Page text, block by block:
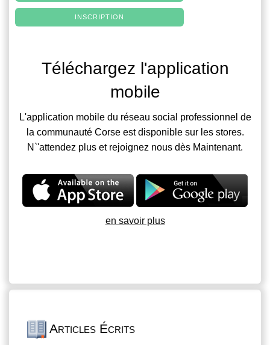
INSCRIPTION
Téléchargez l'application
mobile
L'application mobile du réseau social professionnel de
la communauté Corse est disponible sur les stores.
N`'attendez plus et rejoignez nous dès Maintenant.
en savoir plus
Articles Écrits